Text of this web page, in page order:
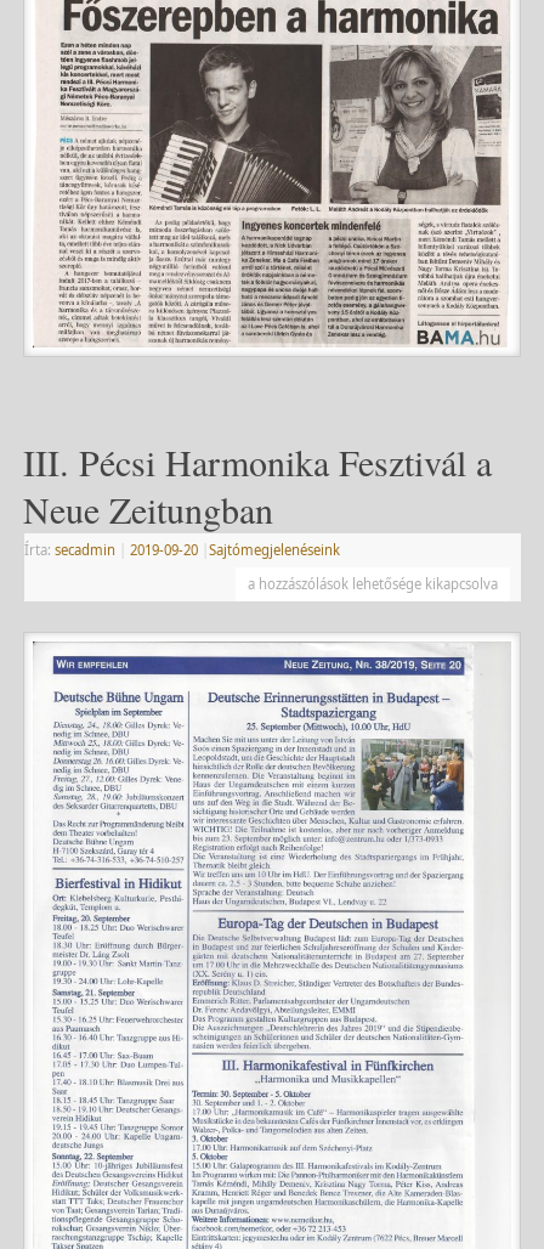
III. Pécsi Harmonika Fesztivál a
Neue Zeitungban
Írta: secadmin 2019-09-20
Sajtómegjelenéseink
a hozzászólások lehetősége kikapcsolva